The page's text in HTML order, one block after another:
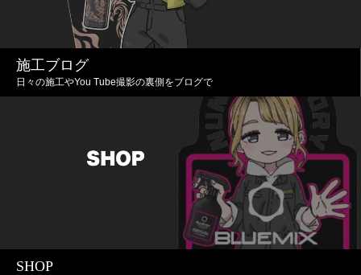
施工ブログ
日々の施工やYou Tube撮影の裏側をブログで
SHOP